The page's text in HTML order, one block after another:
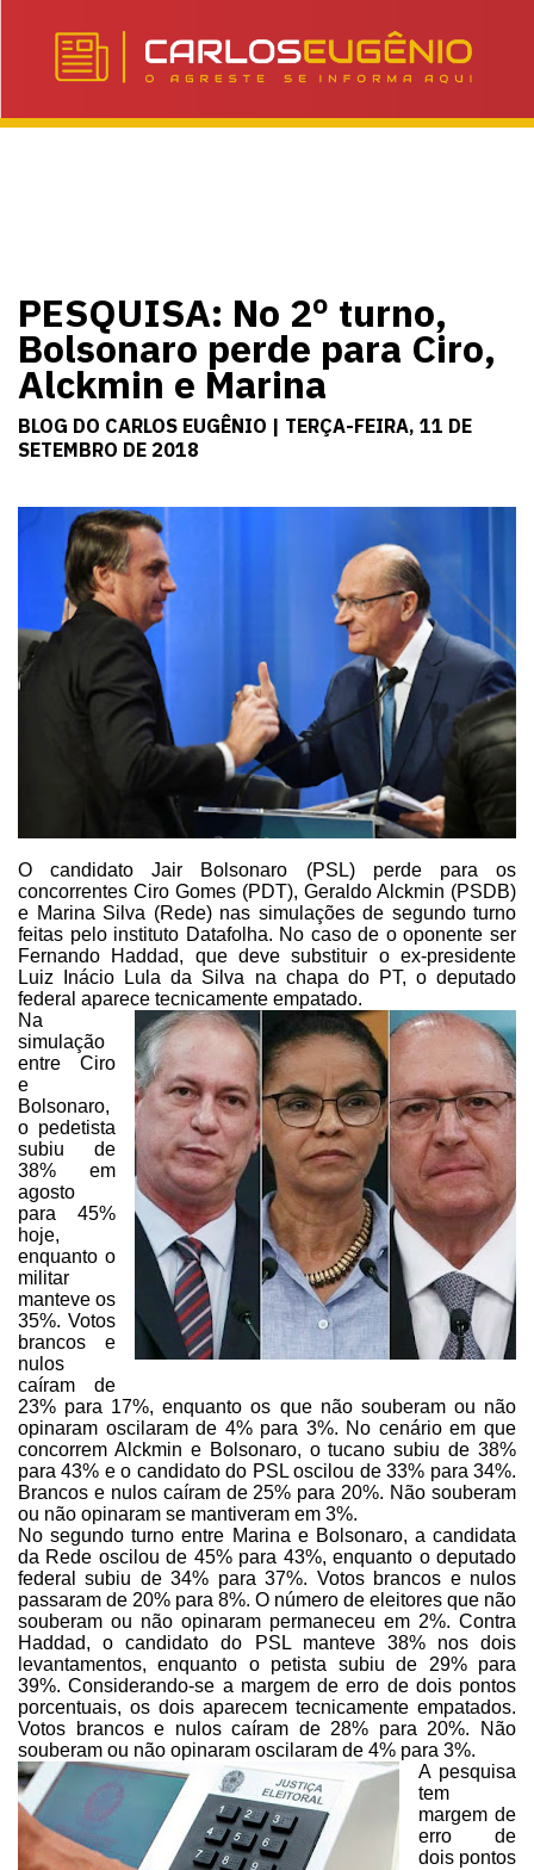
PESQUISA: No 2º turno,
Bolsonaro perde para Ciro,
Alckmin e Marina
BLOG DO CARLOS EUGÊNIO | TERÇA-FEIRA, 11 DE
SETEMBRO DE 2018
O candidato Jair Bolsonaro (PSL) perde para os
concorrentes Ciro Gomes (PDT), Geraldo Alckmin (PSDB)
e Marina Silva (Rede) nas simulações de segundoturno
feitas pelo instituto Datafolha. No caso de o oponente ser
Fernando Haddad, que deve substituir o ex-presidente
Luiz Inácio Lula da Silva na chapa do PT, o deputado
federal aparece tecnicamente empatado.
Na
simulação
entre Ciro
e
Bolsonaro,
o pedetista
subiu de
38% em
agosto
para 45%
hoje,
enquanto o
militar
manteve os
35%. Votos
brancos e
nulos
caíram de
23% para 17%, enquanto os que não souberam ou não
opinaram oscilaram de 4%para 3%. No cenário em que
concorrem Alckmin e Bolsonaro, o tucano subiu de 38%
para 43% e o candidato do PSL oscilou de 33% para 34%.
Brancos e nulos caíramde 25% para 20%. Não souberam
ou não opinaram se mantiveram em 3%.
No segundo turno entre Marina e Bolsonaro, a candidata
da Rede oscilou de 45% para 43%, enquanto o deputado
federal subiu de 34% para 37%. Votosbrancos e nulos
passaram de 20% para 8%. O número de eleitores que não
souberam ou não opinaram permaneceu em 2%. Contra
Haddad, o candidato do PSL manteve 38%nos dois
levantamentos, enquanto o petista subiu de 29% para
39%. Considerando-se a margem de erro de dois pontos
porcentuais, os dois aparecem tecnicamente empatados.
Votos brancos e nulos caíram de 28% para 20%. Não
souberam ou não opinaram oscilaram de 4% para 3%.
A pesquisa
tem
margem de
erro de
dois pontos